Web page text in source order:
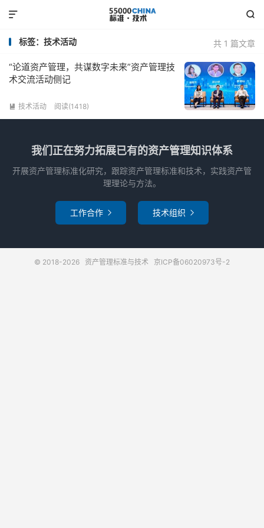


共 1 篇文章
标签：技术活动
“论道资产管理，共谋数字未来”资产管理技
术交流活动侧记
 技术活动 阅读(1418)
我们正在努力拓展已有的资产管理知识体系
开展资产管理标准化研究，跟踪资产管理标准和技术，实践资产管
理理论与方法。
工作合作  技术组织 
© 2018-2026 资产管理标准与技术 京ICP备06020973号-2